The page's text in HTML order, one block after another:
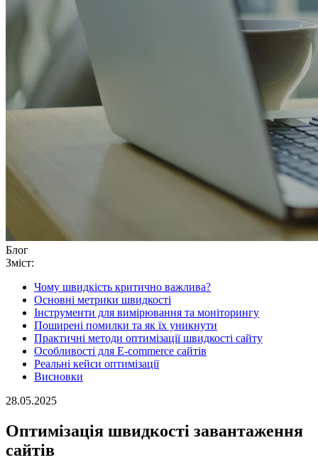
Блог
Зміст:
Чому швидкість критично важлива?
Основні метрики швидкості
Інструменти для вимірювання та моніторингу
Поширені помилки та як їх уникнути
Практичні методи оптимізації швидкості сайту
Особливості для E-commerce сайтів
Реальні кейси оптимізації
Висновки
28.05.2025
Оптимізація швидкості завантаження
сайтів